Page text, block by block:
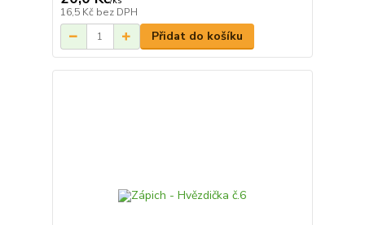
16,5 Kč bez DPH
Přidat do košíku